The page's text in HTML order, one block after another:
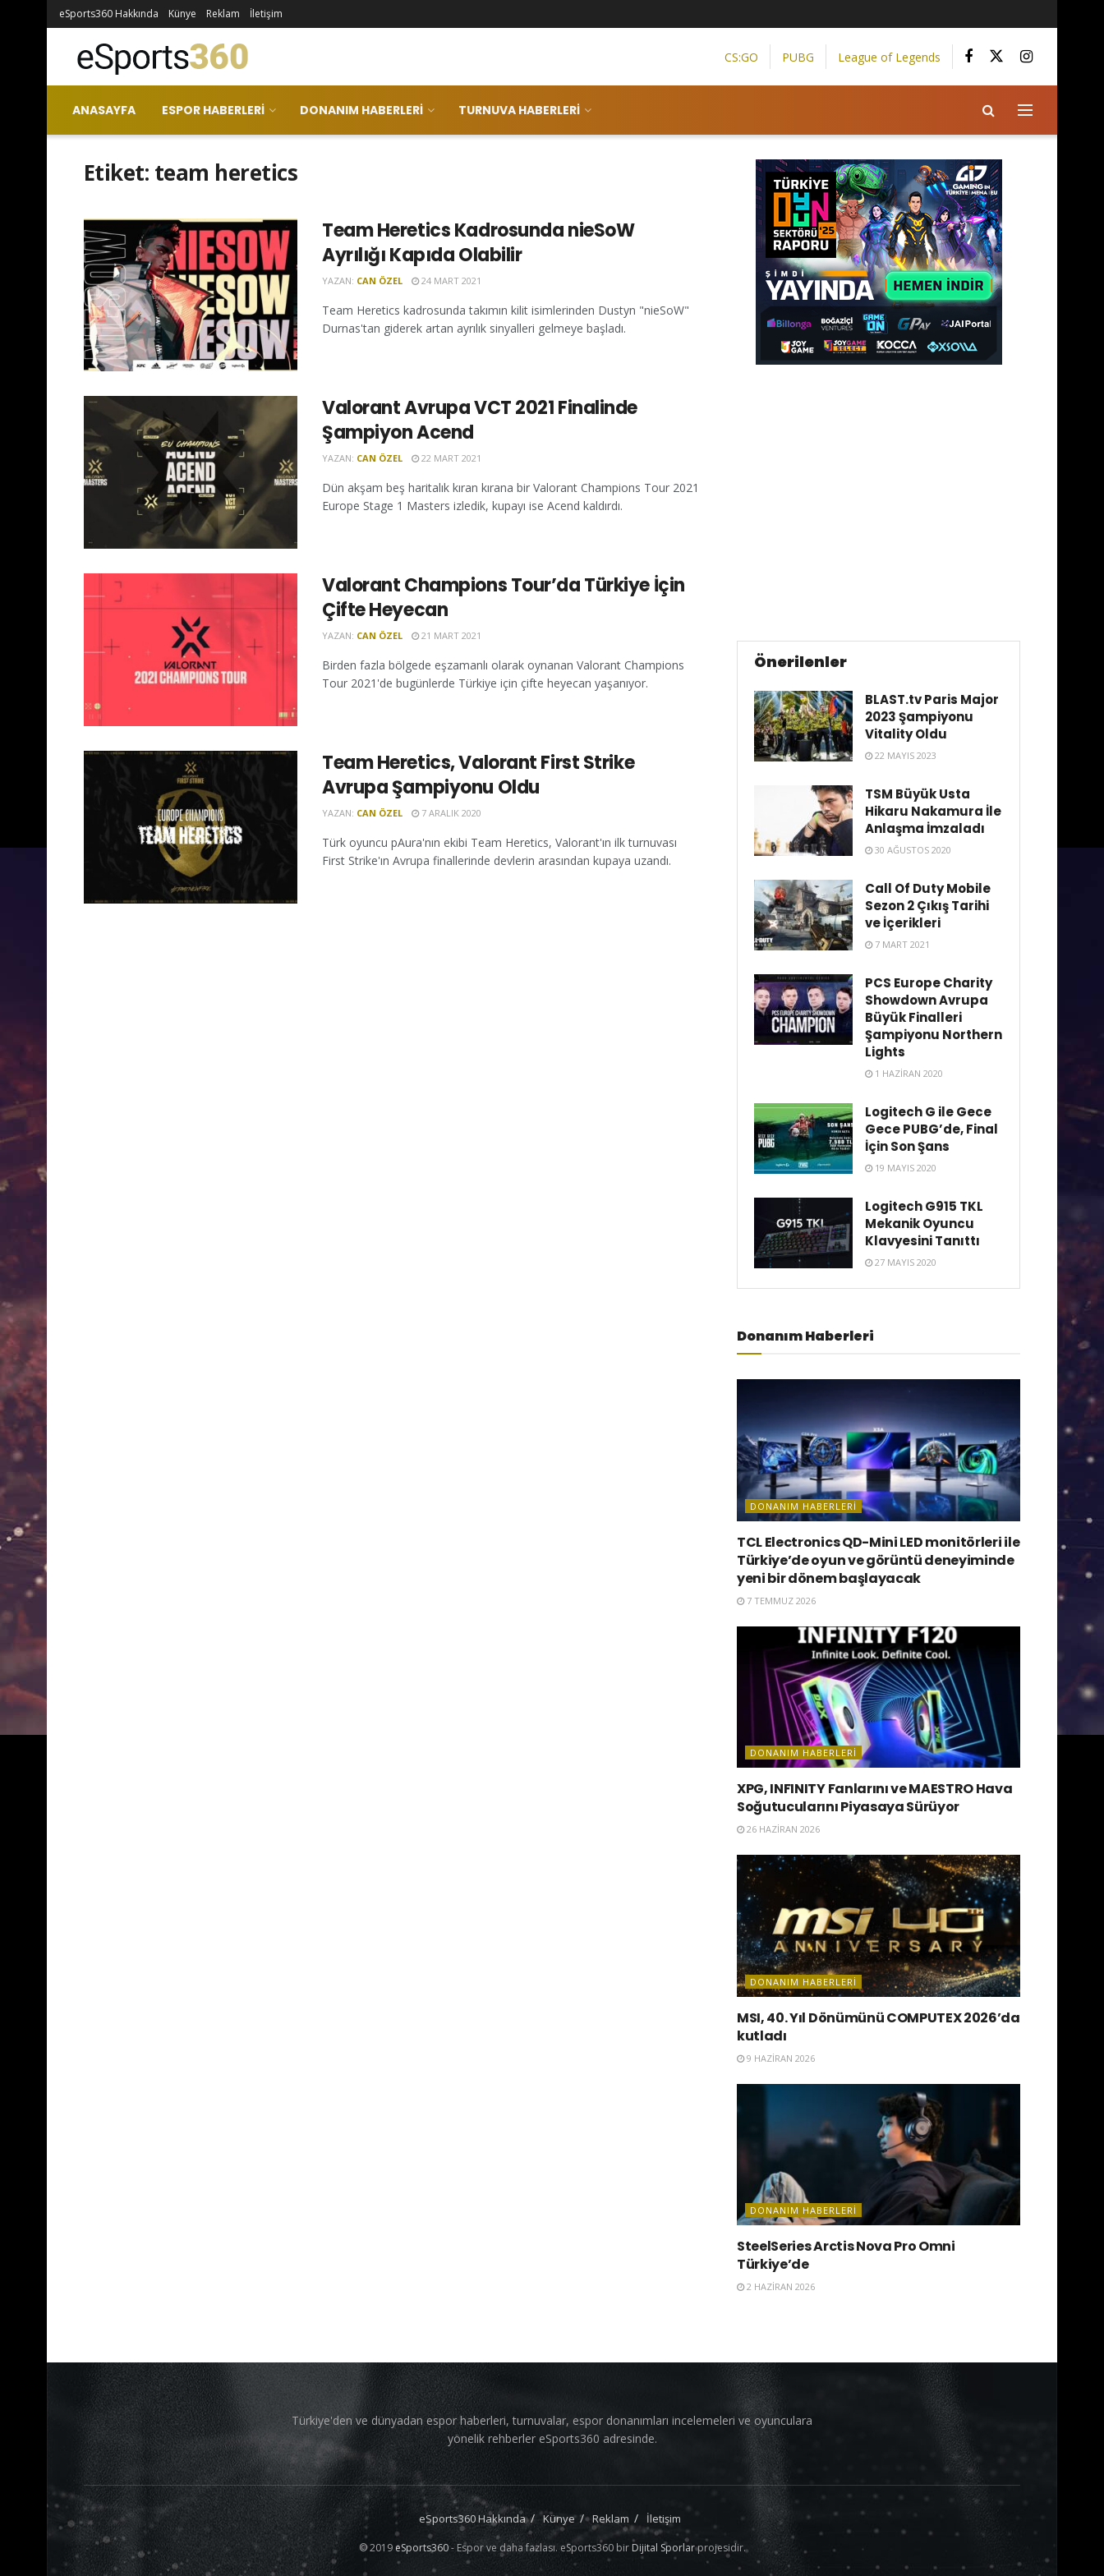
eSports360 Hakkında Künye Reklam İletişim
CS:GO PUBG League of Legends
ANASAYFA ESPOR HABERLERI DONANIM HABERLERI TURNUVA HABERLERI
Etiket: team heretics
Team Heretics Kadrosunda nieSoW
Ayrılığı Kapıda Olabilir
YAZAN: CAN ÖZEL 24 MART 2021
Team Heretics kadrosunda takımın kilit isimlerinden Dustyn "nieSoW"
Durnas'tan giderek artan ayrılık sinyalleri gelmeye başladı.
Valorant Avrupa VCT 2021 Finalinde
Şampiyon Acend
YAZAN: CAN ÖZEL 22 MART 2021
Dün akşam beş haritalık kıran kırana bir Valorant Champions Tour 2021
Europe Stage 1 Masters izledik, kupayı ise Acend kaldırdı.
Valorant Champions Tour’da Türkiye İçin
Çifte Heyecan
YAZAN: CAN ÖZEL 21 MART 2021
Birden fazla bölgede eşzamanlı olarak oynanan Valorant Champions
Tour 2021'de bugünlerde Türkiye için çifte heyecan yaşanıyor.
Team Heretics, Valorant First Strike
Avrupa Şampiyonu Oldu
YAZAN: CAN ÖZEL 7 ARALIK 2020
Türk oyuncu pAura'nın ekibi Team Heretics, Valorant'ın ilk turnuvası
First Strike'ın Avrupa finallerinde devlerin arasından kupaya uzandı.
Önerilenler
BLAST.tv Paris Major
2023 Şampiyonu
Vitality Oldu
22 MAYIS 2023
TSM Büyük Usta
Hikaru Nakamura İle
Anlaşma İmzaladı
30 AĞUSTOS 2020
Call Of Duty Mobile
Sezon 2 Çıkış Tarihi
ve İçerikleri
7 MART 2021
PCS Europe Charity
Showdown Avrupa
Büyük Finalleri
Şampiyonu Northern
Lights
1 HAZIRAN 2020
Logitech G ile Gece
Gece PUBG’de, Final
İçin Son Şans
19 MAYIS 2020
Logitech G915 TKL
Mekanik Oyuncu
Klavyesini Tanıttı
27 MAYIS 2020
Donanım Haberleri
DONANIM HABERLERI
TCL Electronics QD-Mini LED monitörleri ile
Türkiye’de oyun ve görüntü deneyiminde
yeni bir dönem başlayacak
7 TEMMUZ 2026
DONANIM HABERLERI
XPG, INFINITY Fanlarını ve MAESTRO Hava
Soğutucularını Piyasaya Sürüyor
26 HAZIRAN 2026
DONANIM HABERLERI
MSI, 40. Yıl Dönümünü COMPUTEX 2026’da
kutladı
9 HAZIRAN 2026
DONANIM HABERLERI
SteelSeries Arctis Nova Pro Omni
Türkiye’de
2 HAZIRAN 2026
Türkiye'den ve dünyadan espor haberleri, turnuvalar, espor donanımları incelemeleri ve oyunculara
yönelik rehberler eSports360 adresinde.
eSports360 Hakkında Künye Reklam İletişim
© 2019 eSports360- Espor ve daha fazlası. eSports360 bir Dijital Sporlarprojesidir.